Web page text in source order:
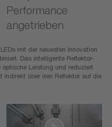
Performance
angetrieben
mit der neuesten Innovation
Das intelligente Reflektor-
Leistung und reduziert
indirekt über den Reflektor auf die